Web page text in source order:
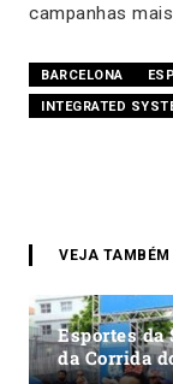
campanhas
BARCELONA
INTEGRATED
VEJA TAMBÉM
Esportes da
da Corrida